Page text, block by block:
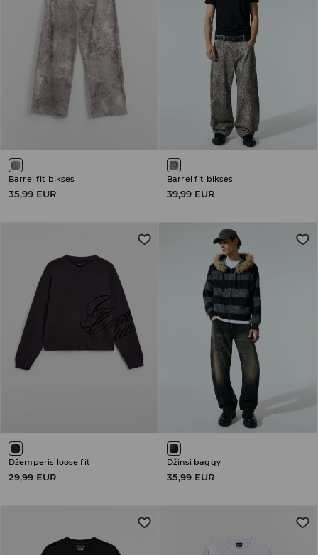
Barrel fit bikses
35,99 EUR
Barrel fit bikses
39,99 EUR
Džemperis loose fit
29,99 EUR
Džinsi baggy
35,99 EUR